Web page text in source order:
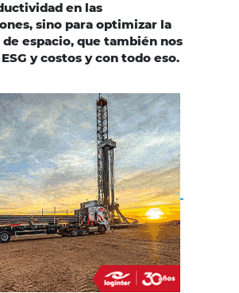
en las
sino para optimizar la
espacio, que también nos
y costos y con todo eso.